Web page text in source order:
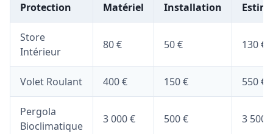
Protection
Matériel
Installation
Store
Intérieur
80 € 50 € 130 €
Volet Roulant 400 € 150 € 550 €
Pergola
Bioclimatique
3 000 € 500 € 3 500